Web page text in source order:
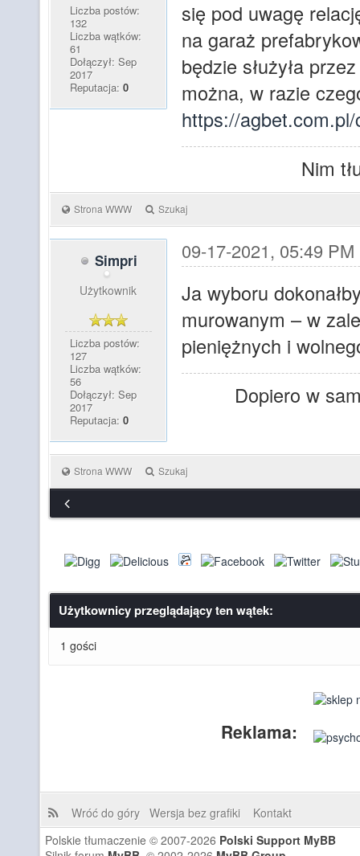
Liczba postów:
132
Liczba wątków:
61
Dołączył: Sep
2017
Reputacja: 0
się pod uwagę
na garaż
będzie służyła
można, w razie
https://
Nim
Strona WWW Szukaj
Simpri
Użytkownik
Liczba postów:
127
Liczba wątków:
56
Dołączył: Sep
2017
Reputacja: 0
09-17-2021, 05:49 PM
Ja wyboru
murowanym – w
pieniężnych i
Dopiero w
Strona WWW Szukaj
Użytkownicy przeglądający ten wątek:
1 gości
Reklama:
Wróć do góry Wersja bez grafiki
Kontakt
Polskie tłumaczenie © 2007-2026 Polski Support MyBB